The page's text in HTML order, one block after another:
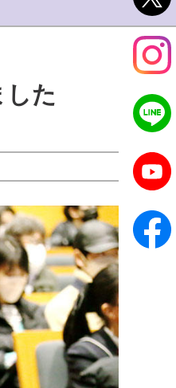
した